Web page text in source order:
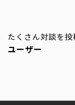
たくさん対談を
ユーザー